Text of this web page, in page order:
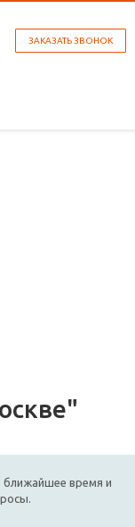
ЗАКАЗАТЬ ЗВОНОК
ближайшее время и